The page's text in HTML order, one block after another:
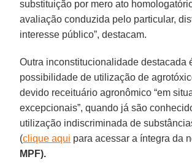
substituição por mero ato
avaliação conduzida pelo particular,
interesse público”, destacam.
Outra inconstitucionalidade destacada
possibilidade de utilização de
devido receituário agronômico “em
excepcionais”, quando já são
utilização indiscriminada de
(clique aqui para acessar a íntegra da
MPF).